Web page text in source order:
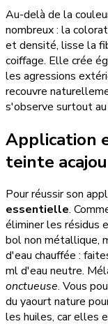
Au-delà de la
nombreux : la
et densité, lisse la
coiffage. Elle crée
les agressions
recouvre
s'observe surtout au
Application
teinte acajou
Pour réussir son
essentielle.
éliminer les résidus
bol non métallique,
d'eau chauffée :
ml d'eau neutre.
onctueuse. Vous
du yaourt nature
les huiles, car elles